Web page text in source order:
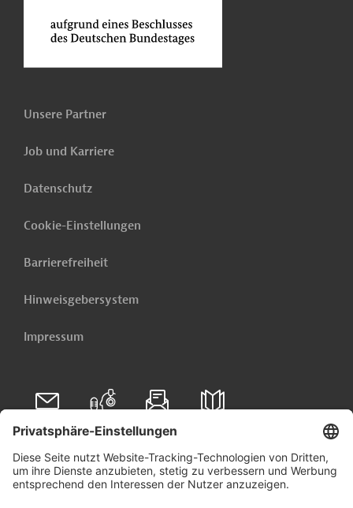
Unsere Partner
Job und Karriere
Datenschutz
Cookie-Einstellungen
Barrierefreiheit
Hinweisgebersystem
Impressum
Folgen Sie uns auf